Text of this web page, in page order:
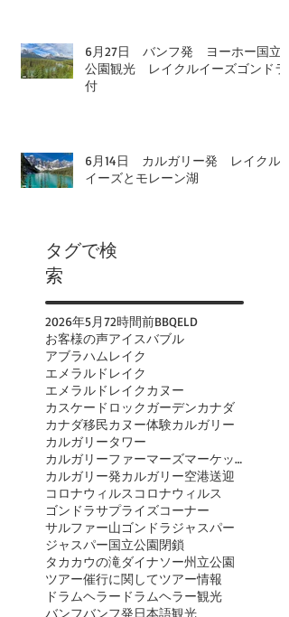
6月27日 バンフ発 ヨーホー国立
公園観光 レイクルイーズゴンドラ
付
6月14日 カルガリー発 レイクル
イーズとモレーン湖
タグで検
索
2026年5月72時間前BBQELD
お客様の声アイスバブル
アブラハムレイク
エメラルドレイク
エメラルドレイクカヌー
カスケードロックガーデンカナダ
カナダ移民カヌー体験カルガリー
カルガリータワー
カルガリーファーマーズマーケット
カルガリー発カルガリー空港送迎
コロナウィルス コロナウィルス
ゴンドラサプライズコーナー
サルファー山ゴンドラジャスパー
ジャスパー国立公園閉鎖
タカカウの滝ダイナソー州立公園
ツアー催行に関してツアー情報
ドラムヘラー ドラムヘラー観光
バンフバンフ発日本語観光